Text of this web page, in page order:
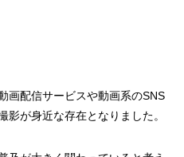
画配信サービスや動画系のSNS
が身近な存在となりました。